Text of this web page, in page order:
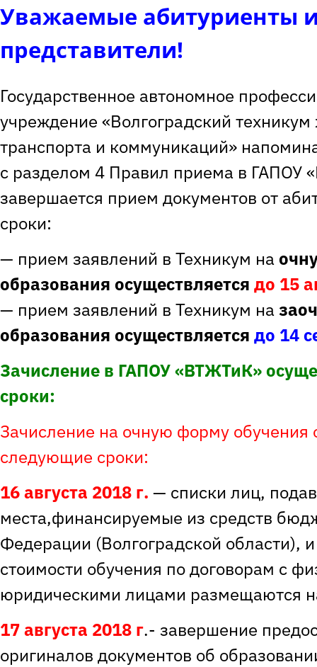
Уважаемые абитуриенты
представители!
Государственное автономное
учреждение «Волгоградский
транспорта и коммуникаций»
с разделом 4 Правил приема в ГАПОУ
завершается прием документов от
сроки:
— прием заявлений в Техникум на
образования осуществляется до 15
— прием заявлений в Техникум на
образования осуществляется до 14
Зачисление в ГАПОУ «ВТЖТиК»
сроки:
Зачисление на очную форму обучения
следующие сроки:
16 августа 2018 г. — списки лиц,
места,финансируемые из средств
Федерации (Волгоградской области),
стоимости обучения по договорам с
юридическими лицами размещаются
17 августа 2018 г.- завершение
оригиналов документов об